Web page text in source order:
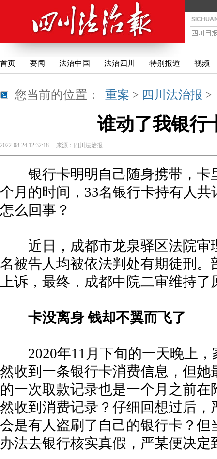
首页 要闻 法治中国 法治四川 特别报道 视频
您当前的位置： 重案 > 四川法治报
谁动了我银行
2022-08-24 12:32:18 来源： 四川法治报
银行卡明明自己随身携带，卡
个月的时间，33名银行卡持有人
怎么回事？
近日，成都市龙泉驿区法院审
名被告人均被依法判处有期徒刑
上诉，最终，成都中院二审维持了
卡没离身 钱却不翼而飞了
2020年11月下旬的一天晚上，
然收到一条银行卡消费信息，但
的一次取款记录也是一个月之前
然收到消费记录？仔细回想过后
会是有人盗刷了自己的银行卡？
办法去银行核实真假，严某便决